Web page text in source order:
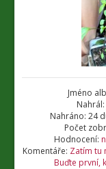
Jméno
Nahrál:
Nahráno: 24
Počet
Hodnocení:
Komentáře: Zatím tu
Buďte první,